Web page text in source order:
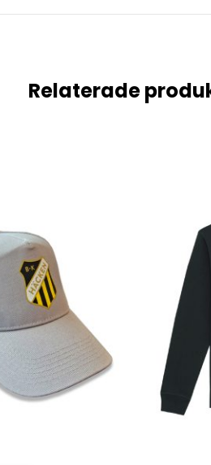
Relaterade